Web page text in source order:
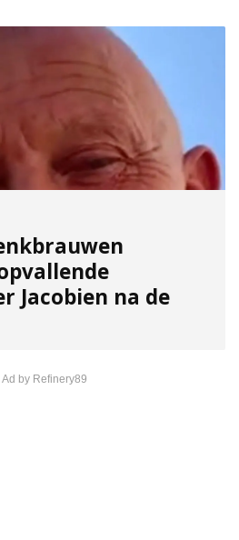
Jacobien na de
by Refinery89